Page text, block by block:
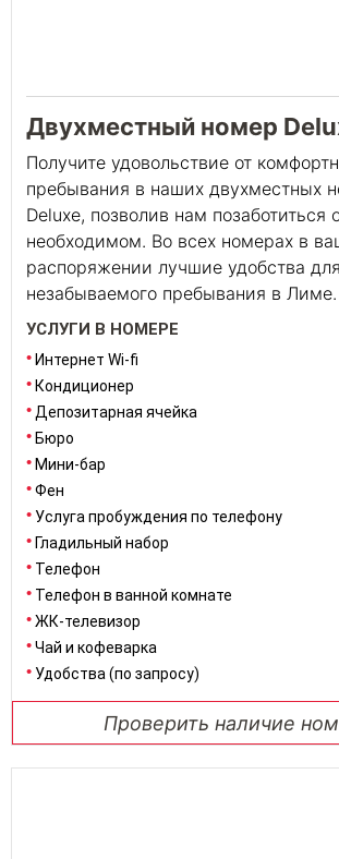
Двухместный номер
Получите удовольствие от
пребывания в наших двухместных
Deluxe, позволив нам позаботиться
необходимом. Во всех номерах в
распоряжении лучшие удобства для
незабываемого пребывания в Лиме.
УСЛУГИ В НОМЕРЕ
Интернет Wi-fi
Кондиционер
Депозитарная ячейка
Бюро
Мини-бар
Фен
Услуга пробуждения по телефону
Гладильный набор
Телефон
Телефон в ванной комнате
ЖК-телевизор
Чай и кофеварка
Удобства (по запросу)
Проверить наличие